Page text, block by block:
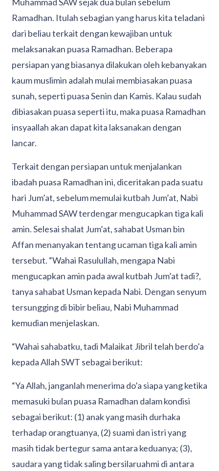
Ramadhan. Itulah sebagian yang harus kita teladani
dari beliau terkait dengan kewajiban untuk
melaksanakan puasa Ramadhan. Beberapa
persiapan yang biasanya dilakukan oleh kebanyakan
kaum muslimin adalah mulai membiasakan puasa
sunah, seperti puasa Senin dan Kamis. Kalau sudah
dibiasakan puasa seperti itu, maka puasa Ramadhan
insyaallah akan dapat kita laksanakan dengan
lancar.
Terkait dengan persiapan untuk menjalankan
ibadah puasa Ramadhan ini, diceritakan pada suatu
hari Jum’at, sebelum memulai kutbah Jum’at, Nabi
Muhammad SAW terdengar mengucapkan tiga kali
amin. Selesai shalat Jum’at, sahabat Usman bin
Affan menanyakan tentang ucaman tiga kali amin
tersebut. “Wahai Rasulullah, mengapa Nabi
mengucapkan amin pada awal kutbah Jum’at tadi?,
tanya sahabat Usman kepada Nabi. Dengan senyum
tersungging di bibir beliau, Nabi Muhammad
kemudian menjelaskan.
“Wahai sahabatku, tadi Malaikat Jibril telah berdo’a
kepada Allah SWT sebagai berikut:
“Ya Allah, janganlah menerima do’a siapa yang ketika
memasuki bulan puasa Ramadhan dalam kondisi
sebagai berikut: (1) anak yang masih durhaka
terhadap orangtuanya, (2) suami dan istri yang
masih tidak bertegur sama antara keduanya; (3),
saudara yang tidak saling bersilaruahmi di antara